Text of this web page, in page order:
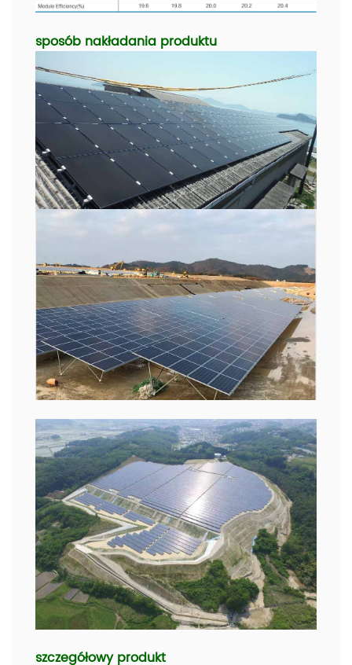
sposób nakładania produktu
szczegółowy produkt